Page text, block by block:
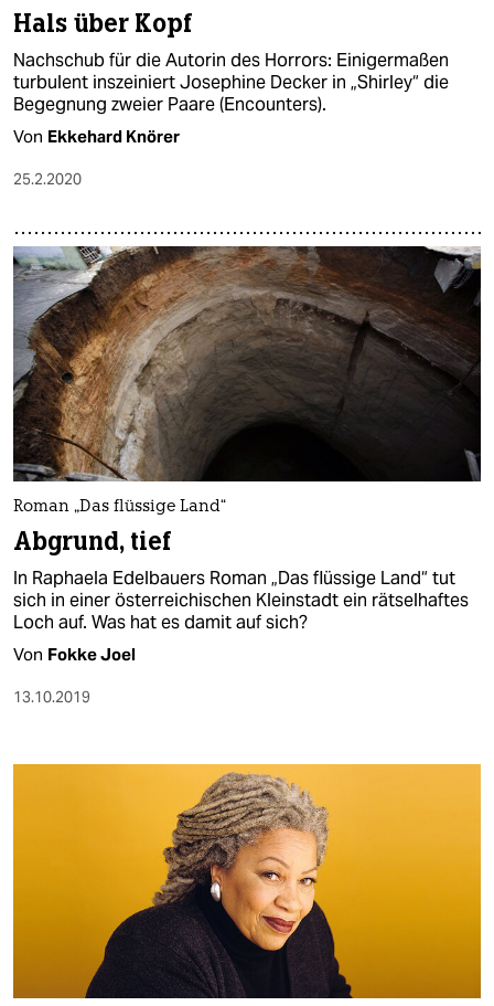
Hals über Kopf
Nachschub für die Autorin des Horrors: Einigermaßen
turbulent inszeiniert Josephine Decker in „Shirley“ die
Begegnung zweier Paare (Encounters).
Von Ekkehard Knörer
25.2.2020
Roman „Das flüssige Land“
Abgrund, tief
In Raphaela Edelbauers Roman „Das flüssige Land“ tut
sich in einer österreichischen Kleinstadt ein rätselhaftes
Loch auf. Was hat es damit auf sich?
Von Fokke Joel
13.10.2019